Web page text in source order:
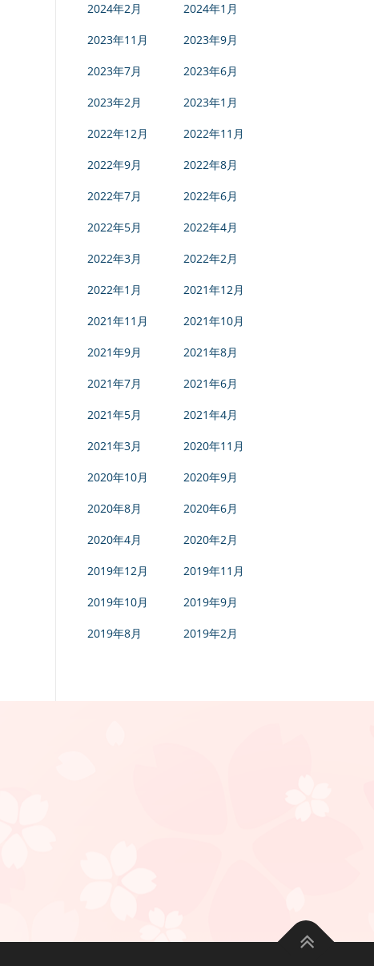
2024年2月 2024年1月
2023年11月 2023年9月
2023年7月 2023年6月
2023年2月 2023年1月
2022年12月 2022年11月
2022年9月 2022年8月
2022年7月 2022年6月
2022年5月 2022年4月
2022年3月 2022年2月
2022年1月 2021年12月
2021年11月 2021年10月
2021年9月 2021年8月
2021年7月 2021年6月
2021年5月 2021年4月
2021年3月 2020年11月
2020年10月 2020年9月
2020年8月 2020年6月
2020年4月 2020年2月
2019年12月 2019年11月
2019年10月 2019年9月
2019年8月 2019年2月